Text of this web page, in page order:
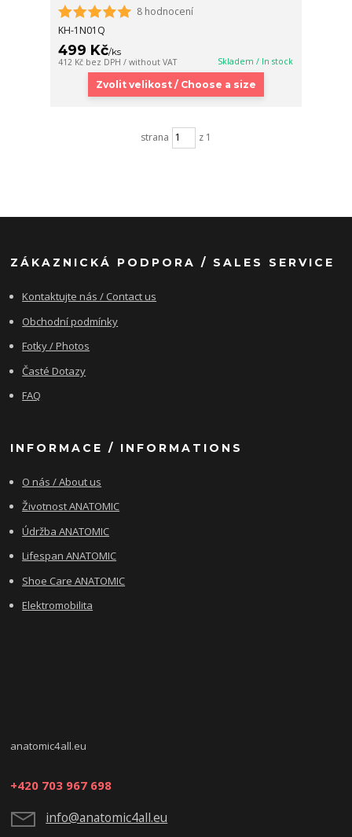
8 hodnocení
KH-1N01Q
499 Kč/ks
412 Kč bez DPH / without VAT Skladem / In stock
Zvolit velikost / Choose a size
strana z 1
ZÁKAZNICKÁ PODPORA / SALES SERVICE
Kontaktujte nás / Contact us
Obchodní podmínky
Fotky / Photos
Časté Dotazy
FAQ
INFORMACE / INFORMATIONS
O nás / About us
Životnost ANATOMIC
Údržba ANATOMIC
Lifespan ANATOMIC
Shoe Care ANATOMIC
Elektromobilita
anatomic4all.eu
+420 703 967 698
info@anatomic4all.eu